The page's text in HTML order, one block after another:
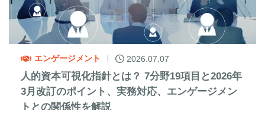
エンゲージメント 2026.07.07
人的資本可視化指針とは？ 7分野19項目と2026年
3月改訂のポイント、実務対応、エンゲージメン
トとの関係性を解説